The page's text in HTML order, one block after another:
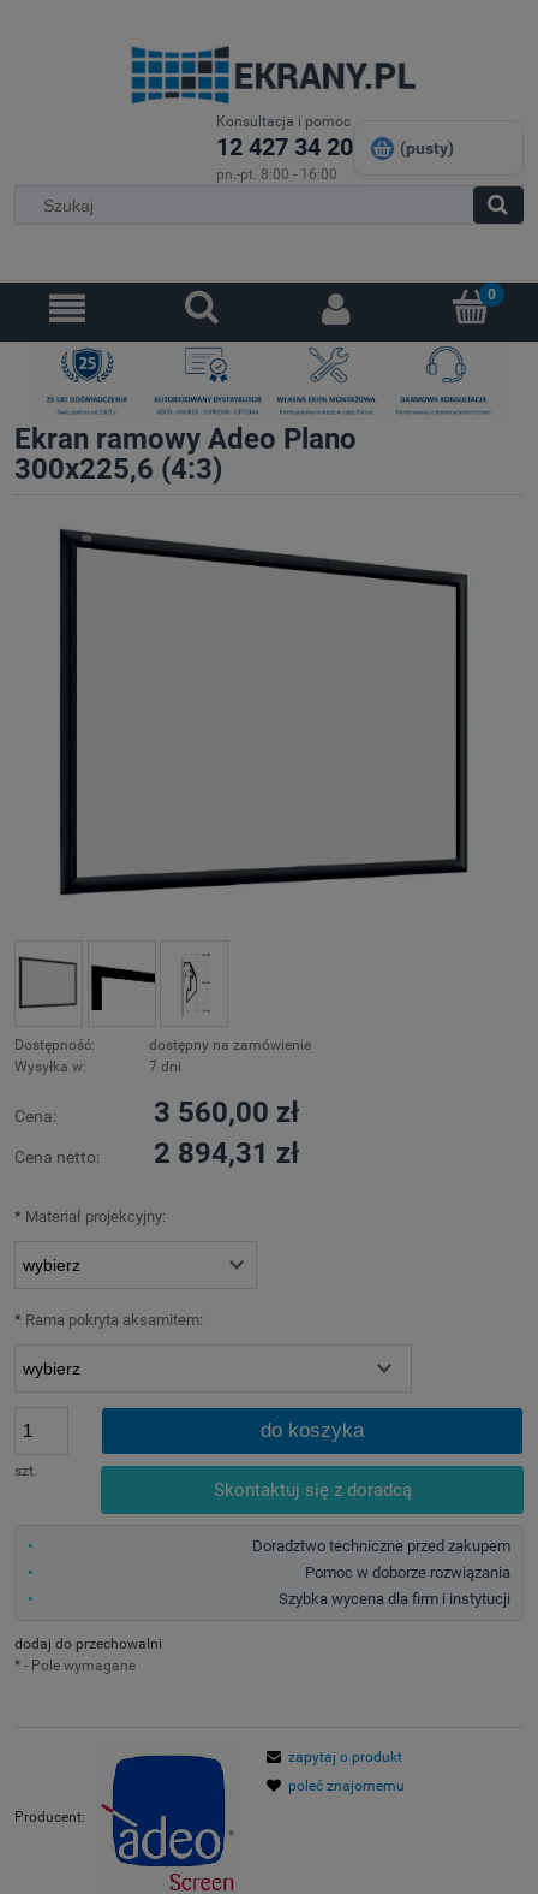
Konsultacja i pomoc
12 427 34 20
pn.-pt. 8:00 - 16:00
(pusty)
Ekran ramowy Adeo Plano
300x225,6 (4:3)
Dostępność:
dostępny na zamówienie
Wysyłka w:
7 dni
Cena: 3 560,00 zł
Cena netto: 2 894,31 zł
* Materiał projekcyjny:
* Rama pokryta aksamitem:
szt.
do koszyka
Skontaktuj się z doradcą
Doradztwo techniczne przed zakupem
Pomoc w doborze rozwiązania
Szybka wycena dla firm i instytucji
dodaj do przechowalni
* - Pole wymagane
Producent:
zapytaj o produkt
poleć znajomemu